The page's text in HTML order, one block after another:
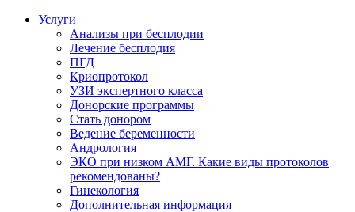
Услуги
Анализы при бесплодии
Лечение бесплодия
ПГД
Криопротокол
УЗИ экспертного класса
Донорские программы
Стать донором
Ведение беременности
Андрология
ЭКО при низком АМГ. Какие виды протоколов
рекомендованы?
Гинекология
Дополнительная информация